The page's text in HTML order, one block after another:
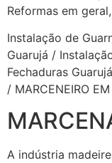
Reformas em
Instalação de
Guarujá /
Fechaduras
/ MARCENEIRO
A indústria